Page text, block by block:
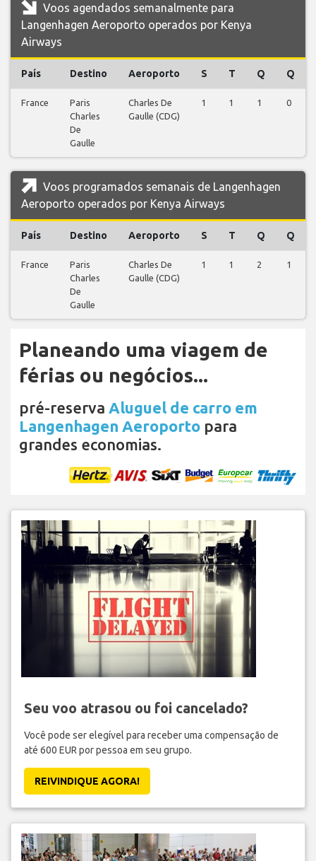
Voos agendados semanalmente para
Langenhagen Aeroporto operados por Kenya
Airways
País Destino Aeroporto S T Q Q
France
Paris
Charles
De
Gaulle
Charles De
Gaulle (CDG)
1 1 1 0
Voos programados semanais de Langenhagen
Aeroporto operados por Kenya Airways
País Destino Aeroporto S T Q Q
France
Paris
Charles
De
Gaulle
Charles De
Gaulle (CDG)
1 1 2 1
Planeando uma viagem de
férias ou negócios...
pré-reserva Aluguel de carro em
Langenhagen Aeroporto para
grandes economias.
Seu voo atrasou ou foi cancelado?
Você pode ser elegível para receber uma compensação de
até 600 EUR por pessoa em seu grupo.
REIVINDIQUE AGORA!